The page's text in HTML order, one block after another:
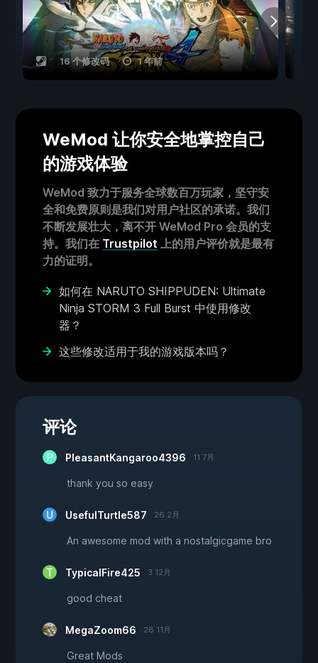
16 个修改码 1 年前
WeMod 让你安全地掌控自己
的游戏体验
WeMod 致力于服务全球数百万玩家，坚守安
全和免费原则是我们对用户社区的承诺。我们
不断发展壮大，离不开 WeMod Pro 会员的支
持。我们在 Trustpilot 上的用户评价就是最有
力的证明。
如何在 NARUTO SHIPPUDEN: Ultimate
Ninja STORM 3 Full Burst 中使用修改
器？
这些修改适用于我的游戏版本吗？
评论
PleasantKangaroo4396 11 7月
thank you so easy
UsefulTurtle587 26 2月
An awesome mod with a nostalgicgame bro
TypicalFire425 3 12月
good cheat
MegaZoom66 28 11月
Great Mods